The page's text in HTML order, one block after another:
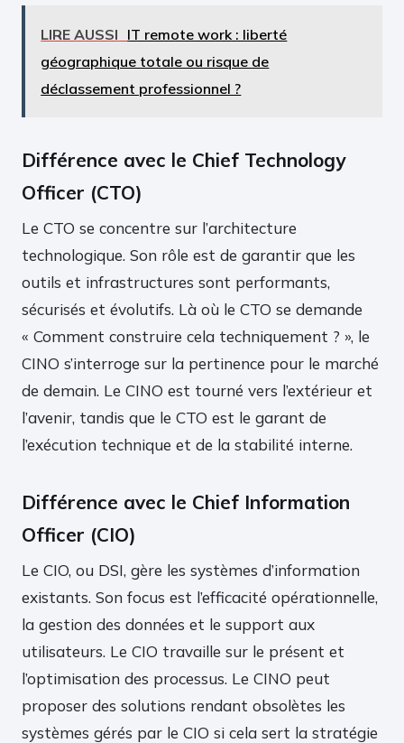
LIRE AUSSI IT remote work : liberté
géographique totale ou risque de
déclassement professionnel ?
Différence avec le Chief Technology
Officer (CTO)
Le CTO se concentre sur l’architecture
technologique. Son rôle est de garantir que les
outils et infrastructures sont performants,
sécurisés et évolutifs. Là où le CTO se demande
« Comment construire cela techniquement ? », le
CINO s’interroge sur la pertinence pour le marché
de demain. Le CINO est tourné vers l’extérieur et
l’avenir, tandis que le CTO est le garant de
l’exécution technique et de la stabilité interne.
Différence avec le Chief Information
Officer (CIO)
Le CIO, ou DSI, gère les systèmes d’information
existants. Son focus est l’efficacité opérationnelle,
la gestion des données et le support aux
utilisateurs. Le CIO travaille sur le présent et
l’optimisation des processus. Le CINO peut
proposer des solutions rendant obsolètes les
systèmes gérés par le CIO si cela sert la stratégie